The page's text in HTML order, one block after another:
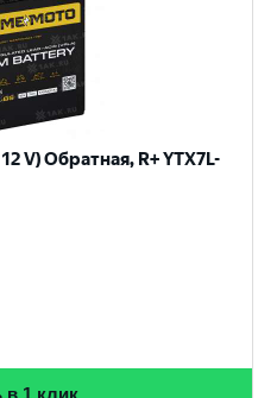
V) Обратная, R+ YTX7L-
в 1 клик